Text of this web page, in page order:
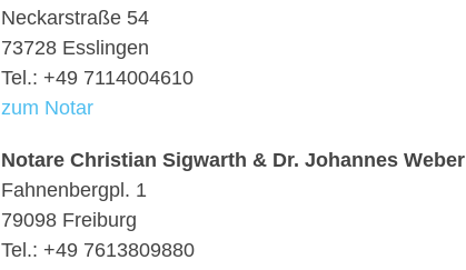
Neckarstraße 54
73728 Esslingen
Tel.: +49 7114004610
zum Notar
Notare Christian Sigwarth & Dr. Johannes Weber
Fahnenbergpl. 1
79098 Freiburg
Tel.: +49 7613809880